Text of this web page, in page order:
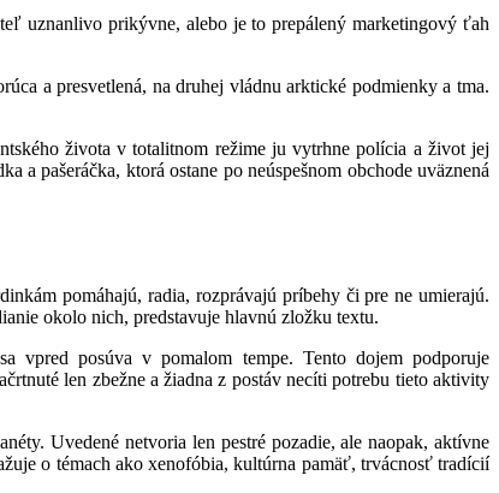
uznanlivo prikývne, alebo je to prepálený marketingový ťah
a presvetlená, na druhej vládnu arktické podmienky a tma.
života v totalitnom režime ju vytrhne polícia a život jej
pašeráčka, ktorá ostane po neúspešnom obchode uväznená
pomáhajú, radia, rozprávajú príbehy či pre ne umierajú.
okolo nich, predstavuje hlavnú zložku textu.
vpred posúva v pomalom tempe. Tento dojem podporuje
len zbežne a žiadna z postáv necíti potrebu tieto aktivity
Uvedené netvoria len pestré pozadie, ale naopak, aktívne
o témach ako xenofóbia, kultúrna pamäť, trvácnosť tradícií